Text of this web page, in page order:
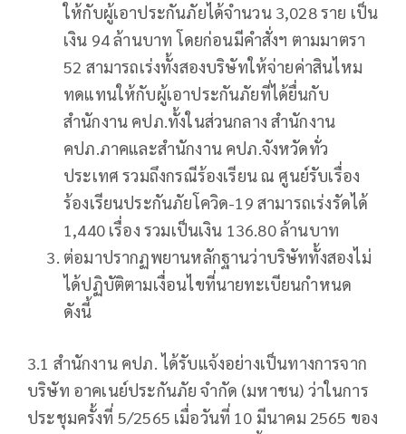
ให้กับผู้เอาประกันภัยได้จำนวน 3,028 ราย เป็น
เงิน 94 ล้านบาท โดยก่อนมีคำสั่งฯ ตามมาตรา
52 สามารถเร่งทั้งสองบริษัทให้จ่ายค่าสินไหม
ทดแทนให้กับผู้เอาประกันภัยที่ได้ยื่นกับ
สำนักงาน คปภ.ทั้งในส่วนกลาง สำนักงาน
คปภ.ภาคและสำนักงาน คปภ.จังหวัดทั่ว
ประเทศ รวมถึงกรณีร้องเรียน ณ ศูนย์รับเรื่อง
ร้องเรียนประกันภัยโควิด-19 สามารถเร่งรัดได้
1,440 เรื่อง รวมเป็นเงิน 136.80 ล้านบาท
ต่อมาปรากฏพยานหลักฐานว่าบริษัททั้งสองไม่
ได้ปฏิบัติตามเงื่อนไขที่นายทะเบียนกำหนด
ดังนี้
3.1 สำนักงาน คปภ. ได้รับแจ้งอย่างเป็นทางการจาก
บริษัท อาคเนย์ประกันภัย จำกัด (มหาชน) ว่าในการ
ประชุมครั้งที่ 5/2565 เมื่อวันที่ 10 มีนาคม 2565 ของ